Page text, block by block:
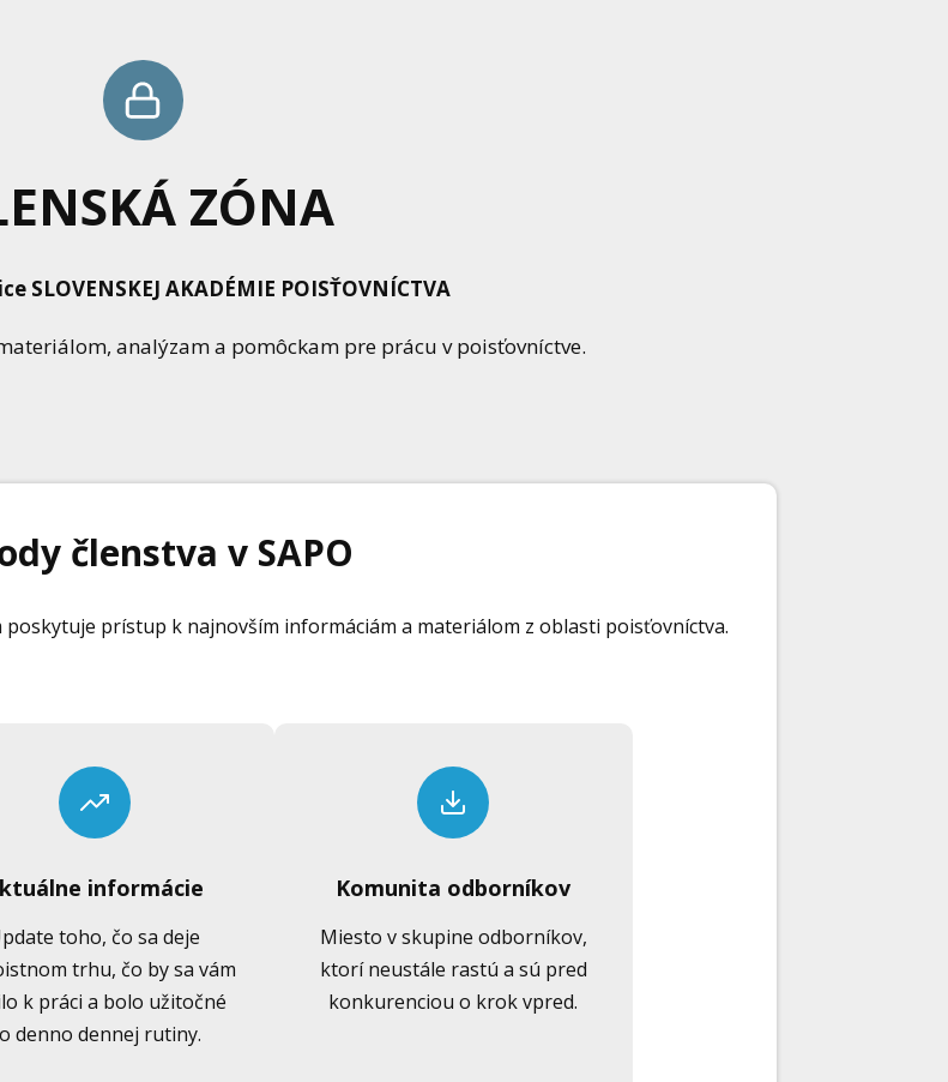
ZÓNA
SLOVENSKEJ AKADÉMIE POISŤOVNÍCTVA
analýzam a pomôckam pre prácu v poisťovníctve.
členstva v SAPO
poskytuje prístup k najnovším informáciám a materiálom z oblasti poisťovníctva.
informácie
toho, čo sa deje
trhu, čo by sa vám
k práci a bolo užitočné
denno dennej rutiny.
Komunita odborníkov
Miesto v skupine odborníkov,
ktorí neustále rastú a sú pred
konkurenciou o krok vpred.